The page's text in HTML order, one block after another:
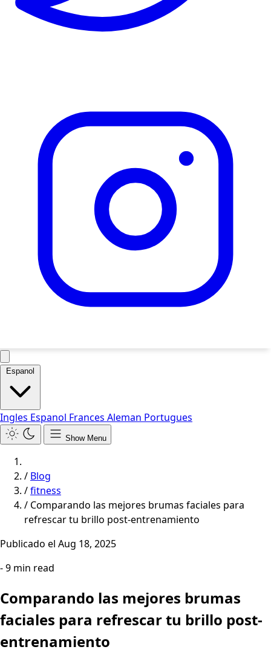
Espanol
Ingles Espanol Frances Aleman Portugues
Show Menu
/ Blog
/fitness
/ Comparando las mejores brumas faciales para
refrescar tu brillo post-entrenamiento
Publicado el Aug 18, 2025
- 9 min read
Comparando las mejores brumas
faciales para refrescar tu brillo post-
entrenamiento